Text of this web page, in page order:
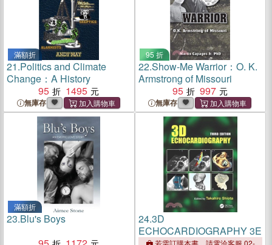
滿額折
21.Politics and Climate
Change：A History
95
1495
無庫存
95 折
22.Show-Me Warrior：O. K.
Armstrong of Missouri
95
997
無庫存
滿額折
23.Blu's Boys
24.3D
ECHOCARDIOGRAPHY 3E
若需訂購本書，請電洽客服 02-